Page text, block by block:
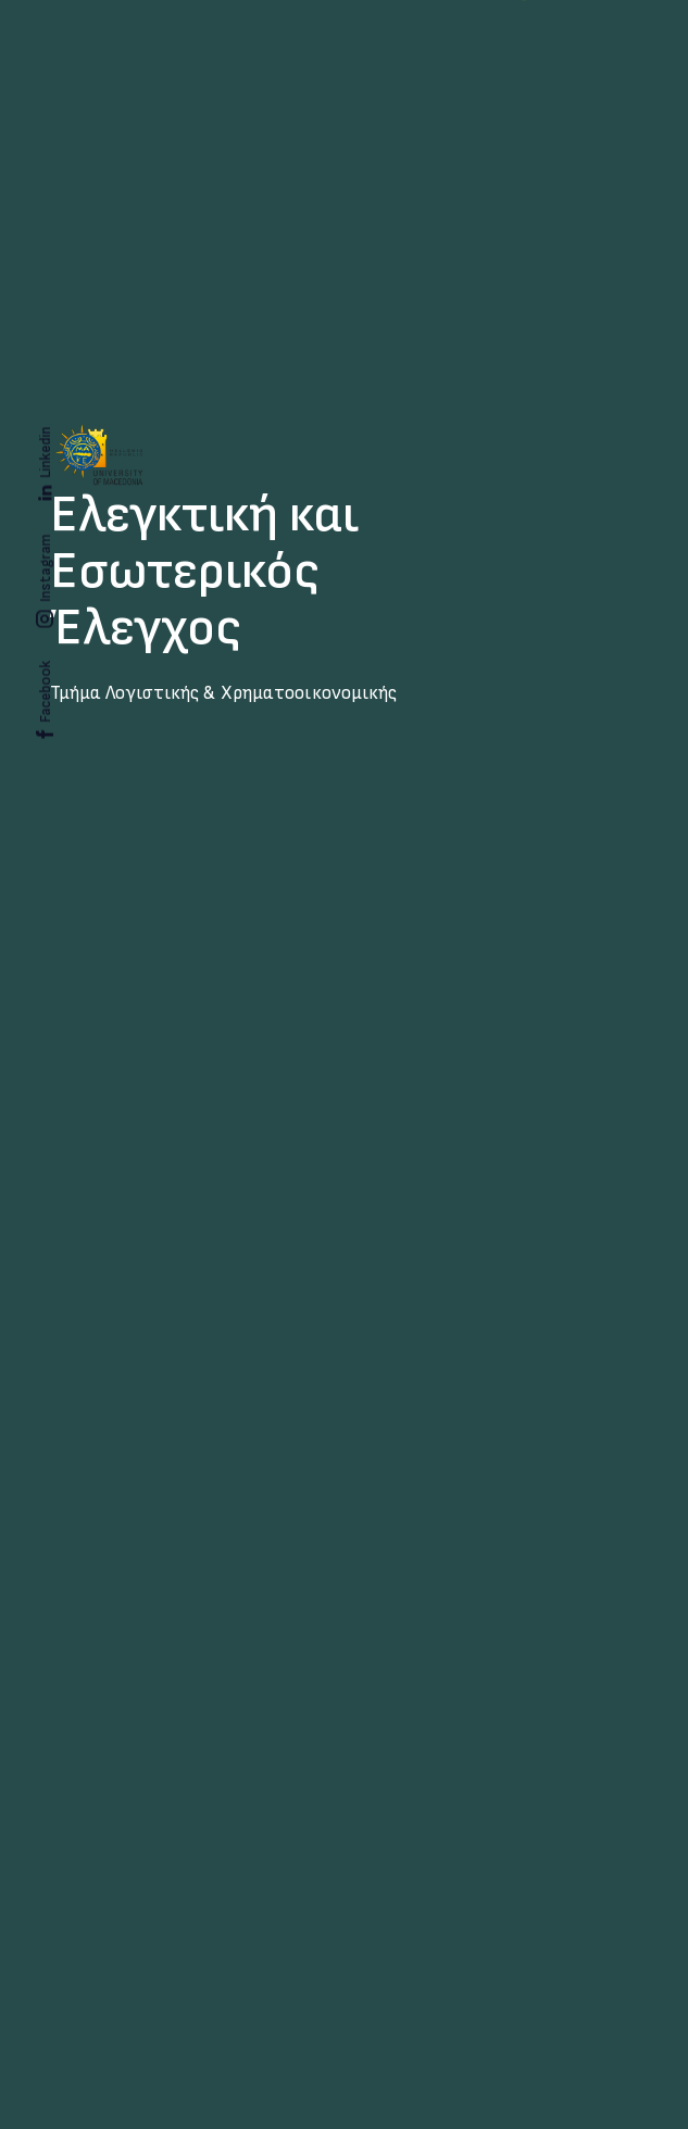
Ελεγκτική και
Εσωτερικός
Έλεγχος
Τμήμα Λογιστικής & Χρηματοοικονομικής
Facebook
Instagram
Linkedin